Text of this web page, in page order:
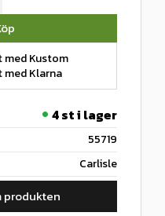
med Kustom
med Klarna
4 st i lager
55719
Carlisle
produkten